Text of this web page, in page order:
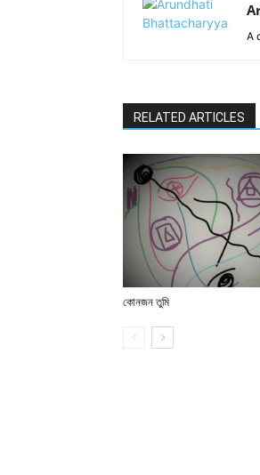
A
RELATED ARTICLES
কোনজন তুমি